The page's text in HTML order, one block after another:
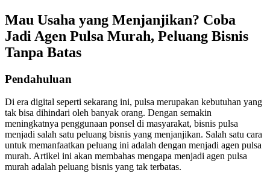
Mau Usaha yang Menjanjikan? Coba
Jadi Agen Pulsa Murah, Peluang Bisnis
Tanpa Batas
Pendahuluan
Di era digital seperti sekarang ini, pulsa merupakan kebutuhan yang
tak bisa dihindari oleh banyak orang. Dengan semakin
meningkatnya penggunaan ponsel di masyarakat, bisnis pulsa
menjadi salah satu peluang bisnis yang menjanjikan. Salah satu cara
untuk memanfaatkan peluang ini adalah dengan menjadi agen pulsa
murah. Artikel ini akan membahas mengapa menjadi agen pulsa
murah adalah peluang bisnis yang tak terbatas.